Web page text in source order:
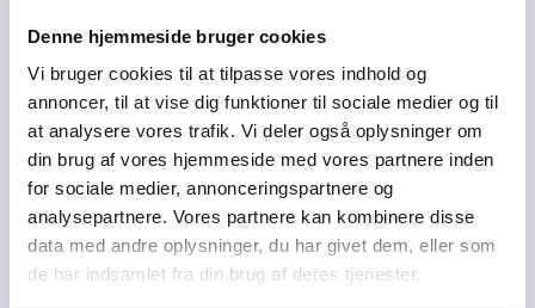
Denne hjemmeside bruger cookies
Vi bruger cookies til at tilpasse vores indhold og
annoncer, til at vise dig funktioner til sociale medier og til
at analysere vores trafik. Vi deler også oplysninger om
din brug af vores hjemmeside med vores partnere inden
for sociale medier, annonceringspartnere og
analysepartnere. Vores partnere kan kombinere disse
data med andre oplysninger, du har givet dem, eller som
de har indsamlet fra din brug af deres tjenester.
På lager
Flaske 500ml klar
m.skruelåg